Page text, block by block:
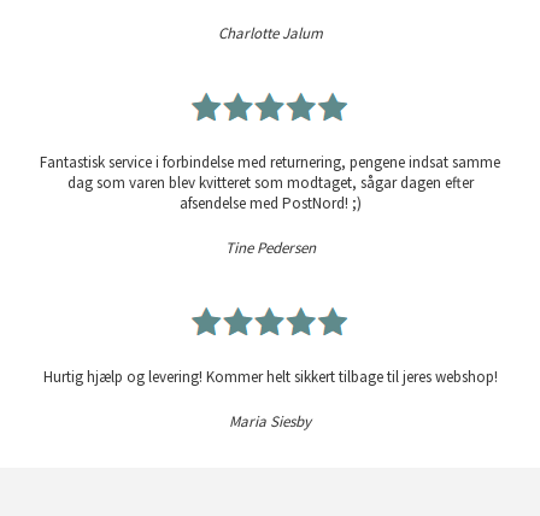
Charlotte Jalum
Fantastisk service i forbindelse med returnering, pengene indsat samme
dag som varen blev kvitteret som modtaget, sågar dagen efter
afsendelse med PostNord! ;)
Tine Pedersen
Hurtig hjælp og levering! Kommer helt sikkert tilbage til jeres webshop!
Maria Siesby